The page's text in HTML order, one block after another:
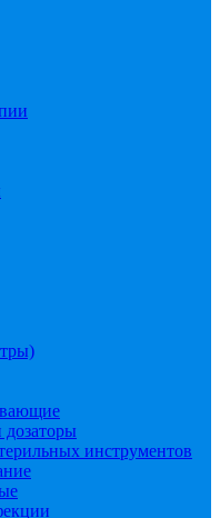
инструментов